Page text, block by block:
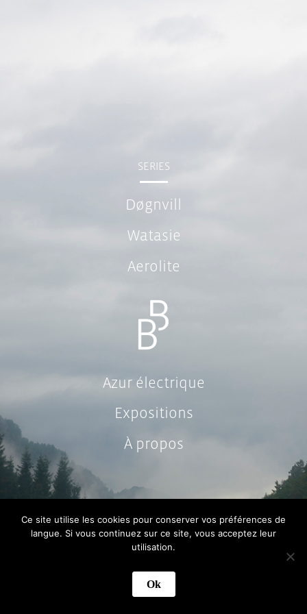
SERIES
Døgnvill
Watasie
Aerolite
Azur électrique
Expositions
À propos
Ce site utilise les cookies pour conserver vos préférences de
langue. Si vous continuez sur ce site, vous acceptez leur
utilisation.
Ok